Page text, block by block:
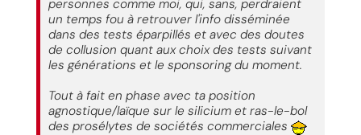
personnes comme moi, qui, sans, perdraient
un temps fou à retrouver l'info disséminée
dans des tests éparpillés et avec des doutes
de collusion quant aux choix des tests suivant
les générations et le sponsoring du moment.
Tout à fait en phase avec ta position
agnostique/laïque sur le silicium et ras-le-bol
des prosélytes de sociétés commerciales